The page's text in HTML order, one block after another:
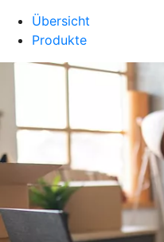
Übersicht
Produkte